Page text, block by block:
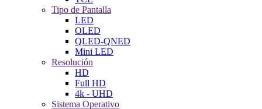
Tipo de Pantalla
LED
OLED
QLED-QNED
Mini LED
Resolución
HD
Full HD
4k - UHD
Sistema Operativo